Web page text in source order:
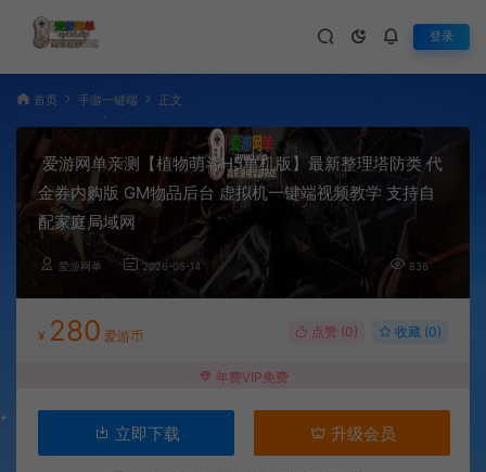
登录
首页 手游一键端 正文
爱游网单亲测【植物萌斗H5单机版】最新整理塔防类 代
金券内购版 GM物品后台 虚拟机一键端视频教学 支持自
配家庭局域网
爱游网单 2026-05-14 836
¥ 280 爱游币 点赞 (0) 收藏 (0)
年费VIP免费
立即下载 升级会员